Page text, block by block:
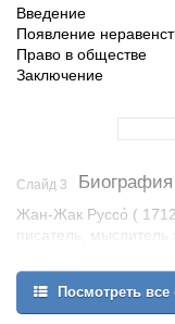
Введение
Появление
Право в обществе
Заключение
Слайд 3 Биография
Жан-Жак Руссо́ (
писатель,
Его называют
Посмотреть